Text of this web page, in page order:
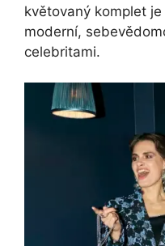
květovaný komplet
moderní,
celebritami.